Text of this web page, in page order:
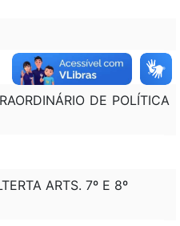
DE POLÍTICA
ARTS. 7º E 8º